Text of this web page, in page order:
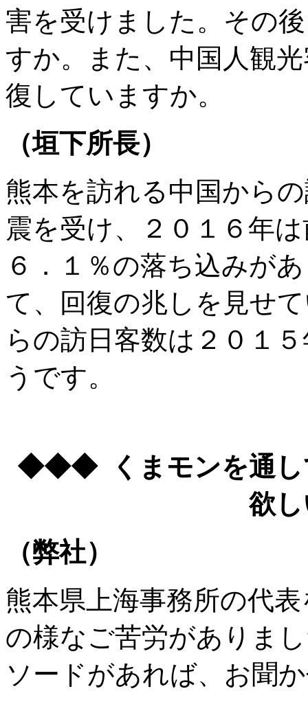
害を受けました。その
すか。また、中国人観
復していますか。
（垣下所長）
熊本を訪れる中国から
震を受け、２０１６年
６．１％の落ち込みが
て、回復の兆しを見せ
らの訪日客数は２０１
うです。
◆◆◆ くまモンを通し
欲
（弊社）
熊本県上海事務所の代
の様なご苦労がありま
ソードがあれば、お聞